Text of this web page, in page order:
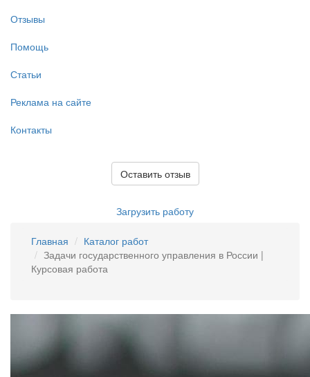
Отзывы
Помощь
Статьи
Реклама на сайте
Контакты
Оставить отзыв
Загрузить работу
Главная
Каталог работ
Задачи государственного управления в России |
Курсовая работа